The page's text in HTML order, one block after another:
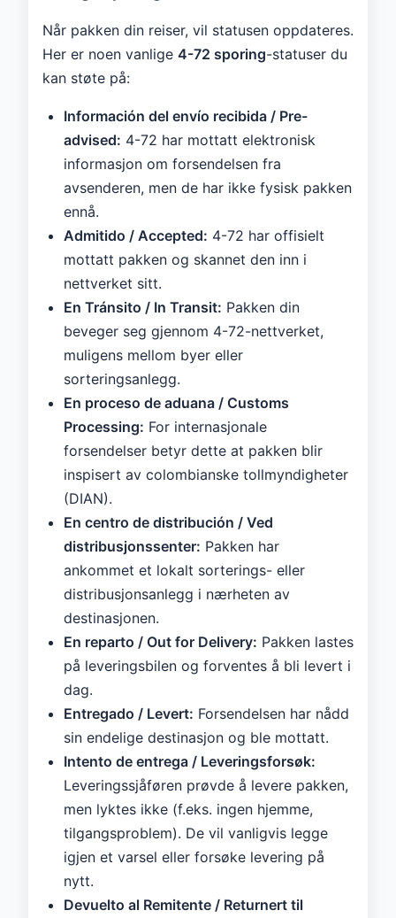
Når pakken din reiser, vil statusen oppdateres.
Her er noen vanlige 4-72 sporing-statuser du
kan støte på:
Información del envío recibida / Pre-
advised: 4-72 har mottatt elektronisk
informasjon om forsendelsen fra
avsenderen, men de har ikke fysisk pakken
ennå.
Admitido / Accepted: 4-72 har offisielt
mottatt pakken og skannet den inn i
nettverket sitt.
En Tránsito / In Transit: Pakken din
beveger seg gjennom 4-72-nettverket,
muligens mellom byer eller
sorteringsanlegg.
En proceso de aduana / Customs
Processing: For internasjonale
forsendelser betyr dette at pakken blir
inspisert av colombianske tollmyndigheter
(DIAN).
En centro de distribución / Ved
distribusjonssenter: Pakken har
ankommet et lokalt sorterings- eller
distribusjonsanlegg i nærheten av
destinasjonen.
En reparto / Out for Delivery: Pakken lastes
på leveringsbilen og forventes å bli levert i
dag.
Entregado / Levert: Forsendelsen har nådd
sin endelige destinasjon og ble mottatt.
Intento de entrega / Leveringsforsøk:
Leveringssjåføren prøvde å levere pakken,
men lyktes ikke (f.eks. ingen hjemme,
tilgangsproblem). De vil vanligvis legge
igjen et varsel eller forsøke levering på
nytt.
Devuelto al Remitente / Returnert til